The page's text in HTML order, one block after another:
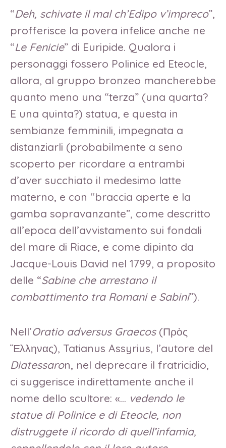
“Deh, schivate il mal ch’Edipo v’impreco”,
profferisce la povera infelice anche ne
“Le Fenicie” di Euripide. Qualora i
personaggi fossero Polinice ed Eteocle,
allora, al gruppo bronzeo mancherebbe
quanto meno una “terza” (una quarta?
E una quinta?) statua, e questa in
sembianze femminili, impegnata a
distanziarli (probabilmente a seno
scoperto per ricordare a entrambi
d’aver succhiato il medesimo latte
materno, e con “braccia aperte e la
gamba sopravanzante”, come descritto
all’epoca dell’avvistamento sui fondali
del mare di Riace, e come dipinto da
Jacque-Louis David nel 1799, a proposito
delle “Sabine che arrestano il
combattimento tra Romani e Sabini”).
Nell’Oratio adversus Graecos (Πρὸς
Ἕλληνας), Tatianus Assyrius, l’autore del
Diatessaron, nel deprecare il fratricidio,
ci suggerisce indirettamente anche il
nome dello scultore: «… vedendo le
statue di Polinice e di Eteocle, non
distruggete il ricordo di quell’infamia,